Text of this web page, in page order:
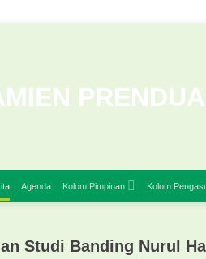
Agenda Kolom Pimpinan Kolom
Studi Banding Nurul